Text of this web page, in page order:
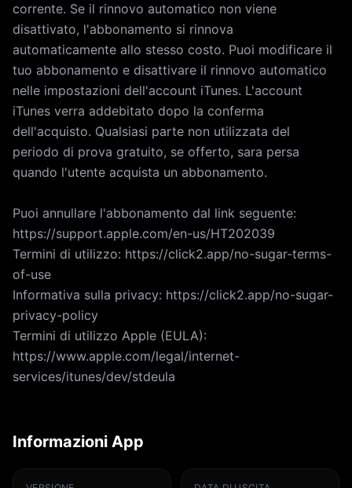
corrente. Se il rinnovo automatico non viene
disattivato, l'abbonamento si rinnova
automaticamente allo stesso costo. Puoi modificare il
tuo abbonamento e disattivare il rinnovo automatico
nelle impostazioni dell'account iTunes. L'account
iTunes verra addebitato dopo la conferma
dell'acquisto. Qualsiasi parte non utilizzata del
periodo di prova gratuito, se offerto, sara persa
quando l'utente acquista un abbonamento.
Puoi annullare l'abbonamento dal link seguente:
https://support.apple.com/en-us/HT202039
Termini di utilizzo: https://click2.app/no-sugar-terms-
of-use
Informativa sulla privacy: https://click2.app/no-sugar-
privacy-policy
Termini di utilizzo Apple (EULA):
https://www.apple.com/legal/internet-
services/itunes/dev/stdeula
Informazioni App